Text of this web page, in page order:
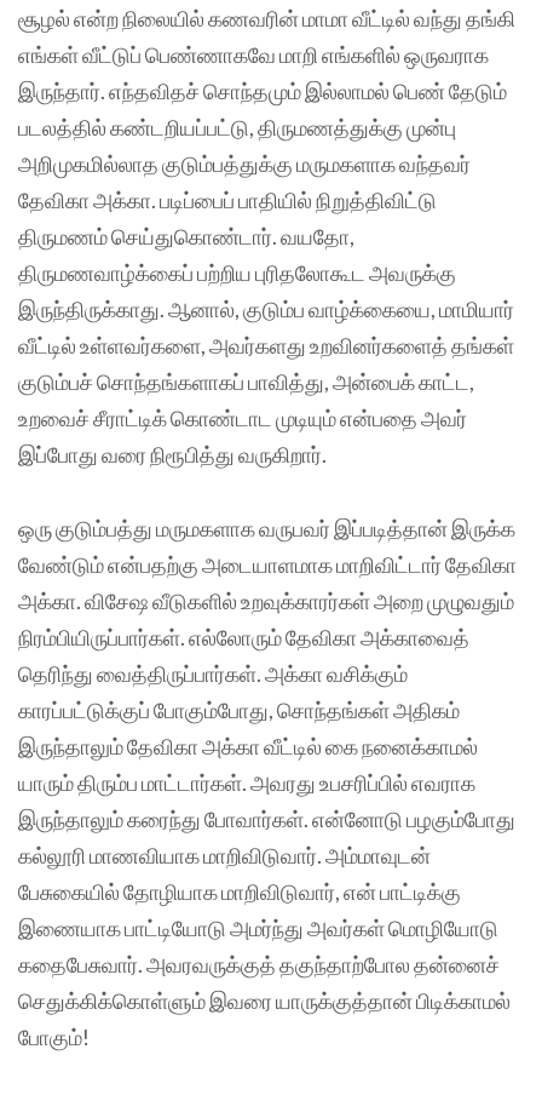
சூழல் என்ற நிலையில் கணவரின் மாமா வீட்டில் வந்து தங்கி
எங்கள் வீட்டுப் பெண்ணாகவே மாறி எங்களில் ஒருவராக
இருந்தார். எந்தவிதச் சொந்தமும் இல்லாமல் பெண் தேடும்
படலத்தில் கண்டறியப்பட்டு, திருமணத்துக்கு முன்பு
அறிமுகமில்லாத குடும்பத்துக்கு மருமகளாக வந்தவர்
தேவிகா அக்கா. படிப்பைப் பாதியில் நிறுத்திவிட்டு
திருமணம் செய்துகொண்டார். வயதோ,
திருமணவாழ்க்கைப் பற்றிய புரிதலோகூட அவருக்கு
இருந்திருக்காது. ஆனால், குடும்ப வாழ்க்கையை, மாமியார்
வீட்டில் உள்ளவர்களை, அவர்களது உறவினர்களைத் தங்கள்
குடும்பச் சொந்தங்களாகப் பாவித்து, அன்பைக் காட்ட,
உறவைச் சீராட்டிக் கொண்டாட முடியும் என்பதை அவர்
இப்போது வரை நிரூபித்து வருகிறார்.
ஒரு குடும்பத்து மருமகளாக வருபவர் இப்படித்தான் இருக்க
வேண்டும் என்பதற்கு அடையாளமாக மாறிவிட்டார் தேவிகா
அக்கா. விசேஷ வீடுகளில் உறவுக்காரர்கள் அறை முழுவதும்
நிரம்பியிருப்பார்கள். எல்லோரும் தேவிகா அக்காவைத்
தெரிந்து வைத்திருப்பார்கள். அக்கா வசிக்கும்
காரப்பட்டுக்குப் போகும்போது, சொந்தங்கள் அதிகம்
இருந்தாலும் தேவிகா அக்கா வீட்டில் கை நனைக்காமல்
யாரும் திரும்ப மாட்டார்கள். அவரது உபசரிப்பில் எவராக
இருந்தாலும் கரைந்து போவார்கள். என்னோடு பழகும்போது
கல்லூரி மாணவியாக மாறிவிடுவார். அம்மாவுடன்
பேசுகையில் தோழியாக மாறிவிடுவார், என் பாட்டிக்கு
இணையாக பாட்டியோடு அமர்ந்து அவர்கள் மொழியோடு
கதைபேசுவார். அவரவருக்குத் தகுந்தாற்போல தன்னைச்
செதுக்கிக்கொள்ளும் இவரை யாருக்குத்தான் பிடிக்காமல்
போகும்!